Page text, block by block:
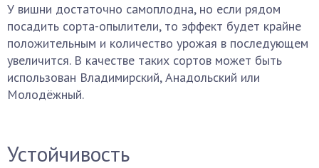
У вишни достаточно самоплодна, но если рядом
посадить сорта-опылители, то эффект будет крайне
положительным и количество урожая в последующем
увеличится. В качестве таких сортов может быть
использован Владимирский, Анадольский или
Молодёжный.
Устойчивость